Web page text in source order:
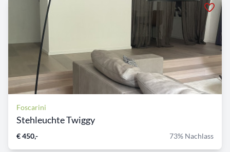
Foscarini
Stehleuchte Twiggy
€ 450,- 73% Nachlass